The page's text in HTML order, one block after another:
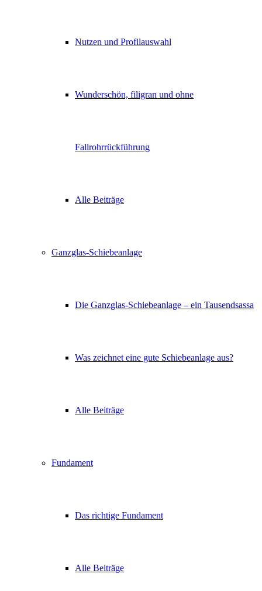
Nutzen und Profilauswahl
Wunderschön, filigran und ohne
Fallrohrrückführung
Alle Beiträge
Ganzglas-Schiebeanlage
Die Ganzglas-Schiebeanlage – ein Tausendsassa
Was zeichnet eine gute Schiebeanlage aus?
Alle Beiträge
Fundament
Das richtige Fundament
Alle Beiträge